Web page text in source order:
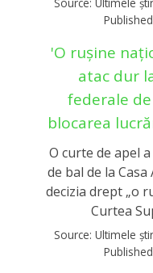
'O rușine
atac dur
federale
blocarea
O curte de apel
de bal de la
decizia drept „o
Curtea
Source: Ultimele